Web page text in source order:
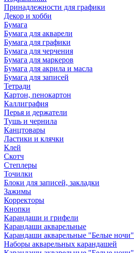
Принадлежности для графики
Декор и хобби
Бумага
Бумага для акварели
Бумага для графики
Бумага для черчения
Бумага для маркеров
Бумага для акрила и масла
Бумага для записей
Тетради
Картон, пенокартон
Каллиграфия
Перья и держатели
Тушь и чернила
Канцтовары
Ластики и клячки
Клей
Скотч
Степлеры
Точилки
Блоки для записей, закладки
Зажимы
Корректоры
Кнопки
Карандаши и грифели
Карандаши акварельные
Карандаши акварельные "Белые
Наборы акварельных карандашей